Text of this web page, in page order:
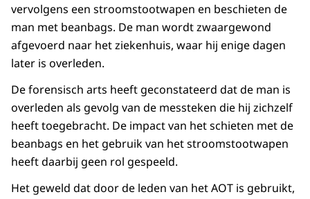
vervolgens een stroomstootwapen en beschieten de
man met beanbags. De man wordt zwaargewond
afgevoerd naar het ziekenhuis, waar hij enige dagen
later is overleden.
De forensisch arts heeft geconstateerd dat de man is
overleden als gevolg van de messteken die hij zichzelf
heeft toegebracht. De impact van het schieten met de
beanbags en het gebruik van het stroomstootwapen
heeft daarbij geen rol gespeeld.
Het geweld dat door de leden van het AOT is gebruikt,